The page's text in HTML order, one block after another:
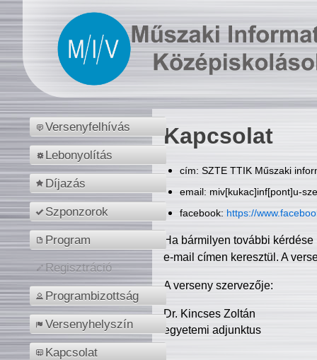
Versenyfelhívás
Lebonyolítás
Díjazás
Szponzorok
Program
Regisztráció
Programbizottság
Versenyhelyszín
Kapcsolat
Kapcsolat
cím: SZTE TTIK Műszaki
email: miv[kukac]inf[pont]u-
facebook: https://
Ha bármilyen további
e-mail címen keresztül. A
A verseny szervezője:
Dr. Kincses Zoltán
egyetemi adjunktus